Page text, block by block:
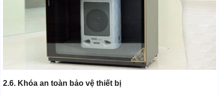
2.6. Khóa an toàn bảo vệ thiết bị